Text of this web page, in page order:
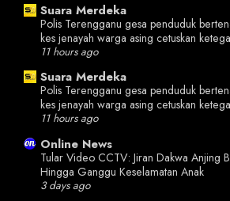
Suara Merdeka
Polis Terengganu gesa penduduk
kes jenayah warga asing cetuskan
11 hours ago
Suara Merdeka
Polis Terengganu gesa penduduk
kes jenayah warga asing cetuskan
11 hours ago
Online News
Tular Video CCTV: Jiran Dakwa Anjing
Hingga Ganggu Keselamatan Anak
3 days ago